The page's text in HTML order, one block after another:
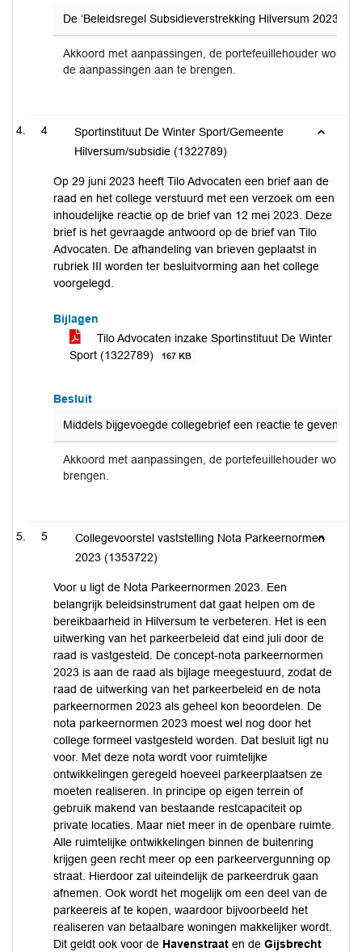
De ‘Beleidsregel Subsidieverstrekking Hilversum 2023’
Akkoord met aanpassingen, de portefeuillehouder wordt
de aanpassingen aan te brengen.
4
Sportinstituut De Winter Sport/Gemeente
Hilversum/subsidie (1322789)
Op 29 juni 2023 heeft Tilo Advocaten een brief aan de
raad en het college verstuurd met een verzoek om een
inhoudelijke reactie op de brief van 12 mei 2023. Deze
brief is het gevraagde antwoord op de brief van Tilo
Advocaten. De afhandeling van brieven geplaatst in
rubriek III worden ter besluitvorming aan het college
voorgelegd.
Bijlagen
Tilo Advocaten inzake Sportinstituut De Winter
Sport (1322789)
167 KB
Besluit
Middels bijgevoegde collegebrief een reactie te geven op
Akkoord met aanpassingen, de portefeuillehouder wordt
brengen.
5
Collegevoorstel vaststelling Nota Parkeernormen
2023 (1353722)
Voor u ligt de Nota Parkeernormen 2023. Een
belangrijk beleidsinstrument dat gaat helpen om de
bereikbaarheid in Hilversum te verbeteren. Het is een
uitwerking van het parkeerbeleid dat eind juli door de
raad is vastgesteld. De concept-nota parkeernormen
2023 is aan de raad als bijlage meegestuurd, zodat de
raad de uitwerking van het parkeerbeleid en de nota
parkeernormen 2023 als geheel kon beoordelen. De
nota parkeernormen 2023 moest wel nog door het
college formeel vastgesteld worden. Dat besluit ligt nu
voor. Met deze nota wordt voor ruimtelijke
ontwikkelingen geregeld hoeveel parkeerplaatsen ze
moeten realiseren. In principe op eigen terrein of
gebruik makend van bestaande restcapaciteit op
private locaties. Maar niet meer in de openbare ruimte.
Alle ruimtelijke ontwikkelingen binnen de buitenring
krijgen geen recht meer op een parkeervergunning op
straat. Hierdoor zal uiteindelijk de parkeerdruk gaan
afnemen. Ook wordt het mogelijk om een deel van de
parkeereis af te kopen, waardoor bijvoorbeeld het
realiseren van betaalbare woningen makkelijker wordt.
Dit geldt ook voor de Havenstraat en de Gijsbrecht